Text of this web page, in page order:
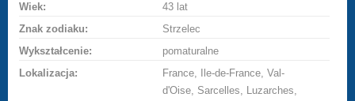
Wiek:
43 lat
Znak zodiaku:
Strzelec
Wykształcenie:
pomaturalne
Lokalizacja:
France, Ile-de-France, Val-
d'Oise, Sarcelles, Luzarches,